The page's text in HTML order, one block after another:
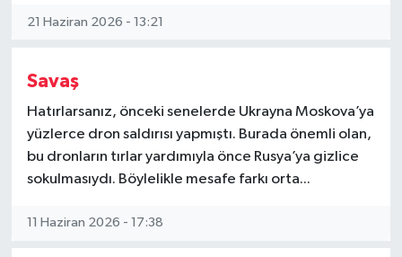
21 Haziran 2026 - 13:21
Savaş
Hatırlarsanız, önceki senelerde Ukrayna Moskova’ya
yüzlerce dron saldırısı yapmıştı. Burada önemli olan,
bu dronların tırlar yardımıyla önce Rusya’ya gizlice
sokulmasıydı. Böylelikle mesafe farkı orta...
11 Haziran 2026 - 17:38
Sinemalar
Spor
Teknoloji